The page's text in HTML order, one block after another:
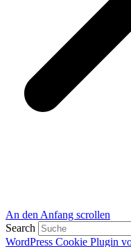
An den Anfang scrollen
Search
WordPress Cookie Plugin